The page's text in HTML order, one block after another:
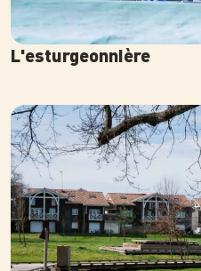
L'esturgeonnière